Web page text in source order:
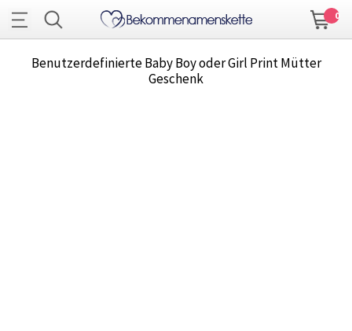
0
Benutzerdefinierte Baby Boy oder Girl Print Mütter
Geschenk